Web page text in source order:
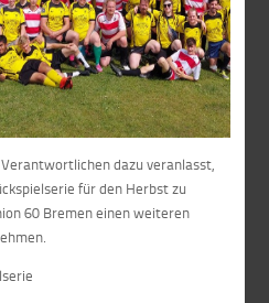
dazu veranlasst,
für den Herbst zu
60 Bremen einen weiteren